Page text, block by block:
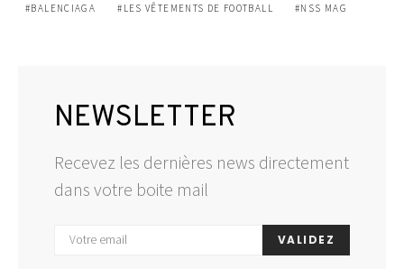
BALENCIAGA LES VÊTEMENTS DE FOOTBALL NSS MAG
NEWSLETTER
Recevez les dernières news directement
dans votre boite mail
VALIDEZ